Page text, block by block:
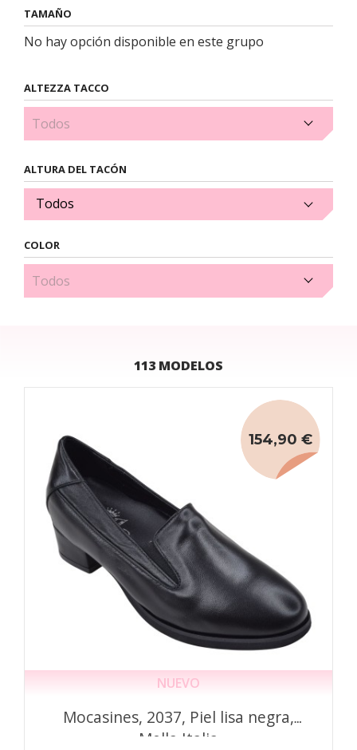
TAMAÑO
No hay opción disponible en este grupo
ALTEZZA TACCO
2cm (1)
ALTURA DEL TACÓN
Todos
COLOR
Amarillo (2)
113 MODELOS
NUEVO
Mocasines, 2037, Piel lisa negra,
Mella Italia
154,90 €